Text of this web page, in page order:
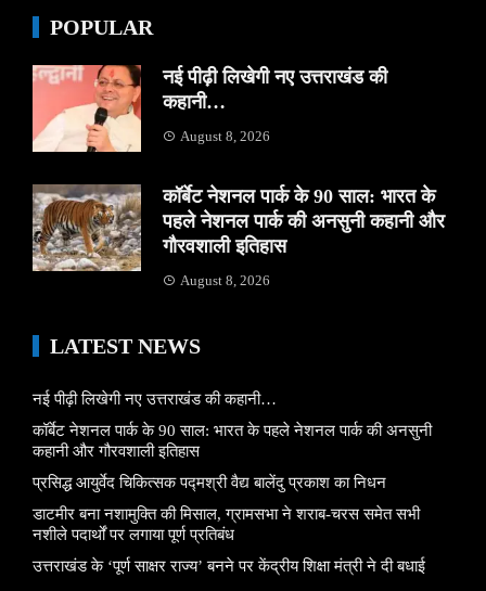
POPULAR
नई पीढ़ी लिखेगी नए उत्तराखंड की
कहानी…
August 8, 2026
कॉर्बेट नेशनल पार्क के 90 साल: भारत के
पहले नेशनल पार्क की अनसुनी कहानी और
गौरवशाली इतिहास
August 8, 2026
LATEST NEWS
नई पीढ़ी लिखेगी नए उत्तराखंड की कहानी…
कॉर्बेट नेशनल पार्क के 90 साल: भारत के पहले नेशनल पार्क की अनसुनी
कहानी और गौरवशाली इतिहास
प्रसिद्ध आयुर्वेद चिकित्सक पद्मश्री वैद्य बालेंदु प्रकाश का निधन
डाटमीर बना नशामुक्ति की मिसाल, ग्रामसभा ने शराब-चरस समेत सभी
नशीले पदार्थों पर लगाया पूर्ण प्रतिबंध
उत्तराखंड के ‘पूर्ण साक्षर राज्य’ बनने पर केंद्रीय शिक्षा मंत्री ने दी बधाई